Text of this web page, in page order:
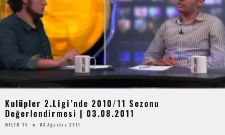
Kulüpler 2.Ligi’nde 2010/11 Sezonu
Değerlendirmesi | 03.08.2011
NFLTR TV 03 Ağustos 2011